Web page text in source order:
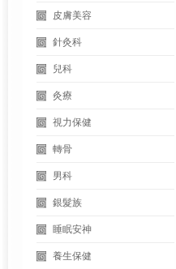
皮膚美容
針灸科
兒科
灸療
視力保健
轉骨
男科
銀髮族
睡眠安神
養生保健